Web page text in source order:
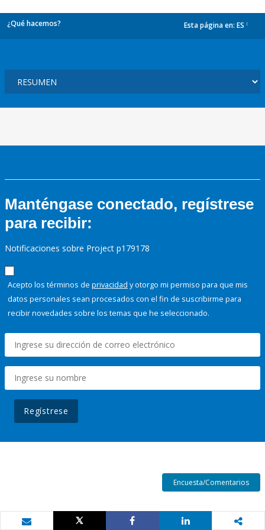
¿Qué hacemos? Esta página en: ES
Manténgase conectado, regístrese
para recibir:
Notificaciones sobre Project p179178
Acepto los términos de privacidad y otorgo mi permiso para que mis
datos personales sean procesados con el fin de suscribirme para
recibir novedades sobre los temas que he seleccionado.
Regístrese
Encuesta/Comentarios